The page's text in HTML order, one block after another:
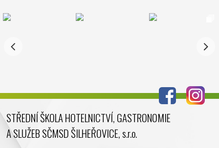
Listopad 2024
Duben 2024
Březen 2024
STŘEDNÍ ŠKOLA HOTELNICTVÍ, GASTRONOMIE
A SLUŽEB SČMSD ŠILHEŘOVICE, s.r.o.